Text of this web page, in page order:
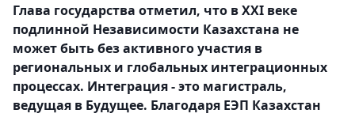
Глава государства отметил, что в ХХI веке
подлинной Независимости Казахстана не
может быть без активного участия в
региональных и глобальных интеграционных
процессах. Интеграция - это магистраль,
ведущая в Будущее. Благодаря ЕЭП Казахстан